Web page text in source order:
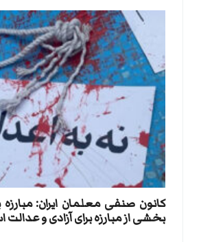
کانون صنفی معلمان ایران: مبارزه
بخشی از مبارزه برای آزادی و